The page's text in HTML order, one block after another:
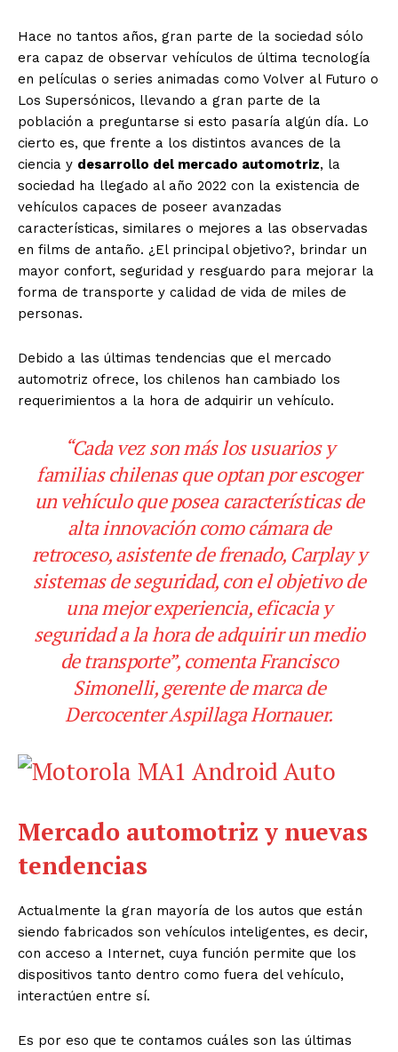
Hace no tantos años, gran parte de la sociedad sólo
era capaz de observar vehículos de última tecnología
en películas o series animadas como Volver al Futuro o
Los Supersónicos, llevando a gran parte de la
población a preguntarse si esto pasaría algún día. Lo
cierto es, que frente a los distintos avances de la
ciencia y desarrollo del mercado automotriz, la
sociedad ha llegado al año 2022 con la existencia de
vehículos capaces de poseer avanzadas
características, similares o mejores a las observadas
en films de antaño. ¿El principal objetivo?, brindar un
mayor confort, seguridad y resguardo para mejorar la
forma de transporte y calidad de vida de miles de
personas.
Debido a las últimas tendencias que el mercado
automotriz ofrece, los chilenos han cambiado los
requerimientos a la hora de adquirir un vehículo.
“Cada vez son más los usuarios y
familias chilenas que optan por escoger
un vehículo que posea características de
alta innovación como cámara de
retroceso, asistente de frenado, Carplay y
sistemas de seguridad, con el objetivo de
una mejor experiencia, eficacia y
seguridad a la hora de adquirir un medio
de transporte”, comenta Francisco
Simonelli, gerente de marca de
Dercocenter Aspillaga Hornauer.
Mercado automotriz y nuevas
tendencias
Actualmente la gran mayoría de los autos que están
siendo fabricados son vehículos inteligentes, es decir,
con acceso a Internet, cuya función permite que los
dispositivos tanto dentro como fuera del vehículo,
interactúen entre sí.
Es por eso que te contamos cuáles son las últimas